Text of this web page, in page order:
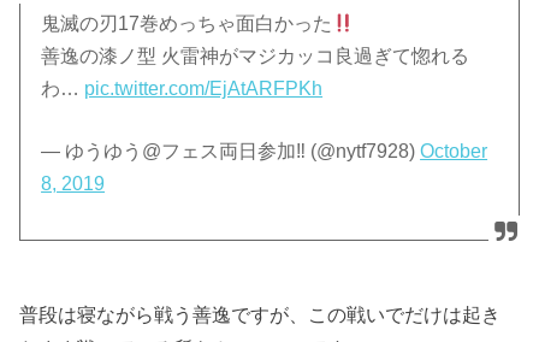
鬼滅の刃17巻めっちゃ面白かった
善逸の漆ノ型 火雷神がマジカッコ良過ぎて惚れる
わ… pic.twitter.com/EjAtARFPKh
— ゆうゆう@フェス両日参加‼︎ (@nytf7928)October
8, 2019
普段は寝ながら戦う善逸ですが、この戦いでだけは起き